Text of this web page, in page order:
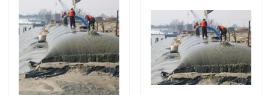
Géotextile Geogrid
Grille en plastique d'herbe